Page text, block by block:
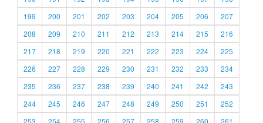
199
200 201 202 203 204 205 206
207
208
209 210 211 212 213 214 215
216
217
218 219 220 221 222 223 224
225
226
227 228 229 230 231 232 233
234
235
236 237 238 239 240 241 242
243
244
245 246 247 248 249 250 251
252
253
254 255 256 257 258 259 260 261